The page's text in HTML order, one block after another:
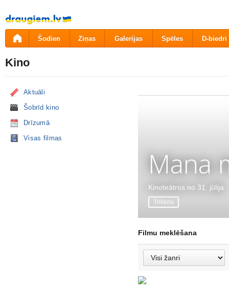
Pāriet
uz
saturu
Šodien Ziņas Galerijas Spēles D-biedri
Kino
Aktuāli
Šobrīd kino
Drīzumā
Visas filmas
Mana
Kinoteātros no 31. jūlija
Trilleris
Filmu meklēšana